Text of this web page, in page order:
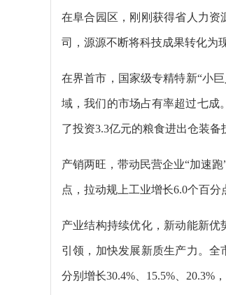
在阜合园区，刚刚获得省人力
司，源源不断将科技成果转化为
在界首市，国家级专精特新“小
域，我们的市场占有率超过七成
了投资3.3亿元的粮食进出仓装备
产销两旺，带动民营企业“加速
点，拉动规上工业增长6.0个百分
产业结构持续优化，新动能新
引领，加快发展新质生产力。全
分别增长30.4%、15.5%、20.3%